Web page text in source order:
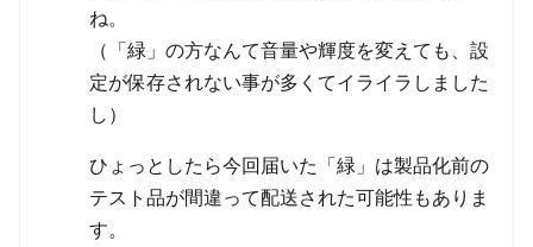
ね。
（「緑」の方なんて音量や輝度を変えても、設
定が保存されない事が多くてイライラしました
し）
ひょっとしたら今回届いた「緑」は製品化前の
テスト品が間違って配送された可能性もありま
す。